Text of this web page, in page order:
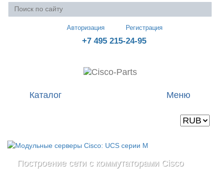
Авторизация Регистрация
+7 495 215-24-95
Меню
Каталог
Построение сети с коммутаторами Cisco
Стоечные серверы Cisco UCS серии C